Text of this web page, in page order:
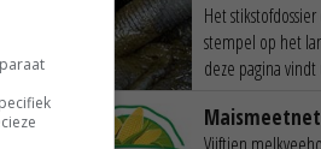
Het
stempel op het
deze pagina vindt
Maismeetnet